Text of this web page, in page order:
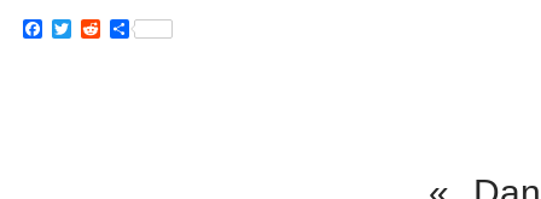
Facebook
TwitterRedditPartager